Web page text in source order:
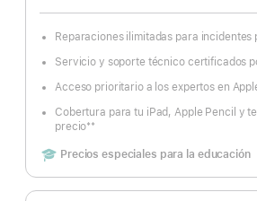
pie
Reparaciones ilimitadas para incidentes
al
Servicio y soporte técnico certificados
Acceso prioritario a los expertos en
Cobertura para tu iPad, Apple Pencil y
precio
al
**
IncludesPrecios especiales para la educación